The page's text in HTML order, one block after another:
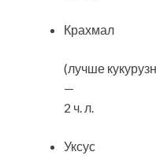
Крахмал
(лучше
—
2 ч. л.
Уксус